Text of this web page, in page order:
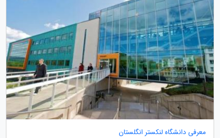
معرفی دانشگاه لنکستر انگلستان